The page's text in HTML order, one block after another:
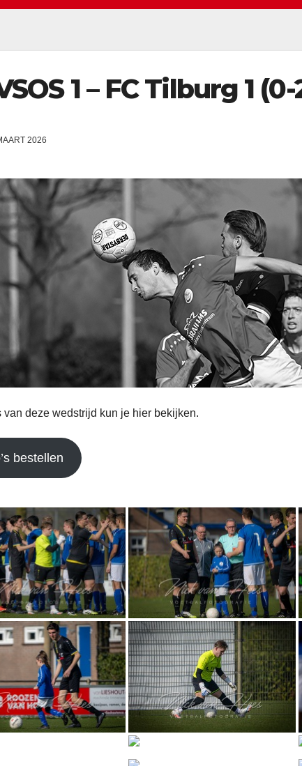
1 – FC Tilburg 1 (0-
2026
van deze wedstrijd kun je hier bekijken.
bestellen